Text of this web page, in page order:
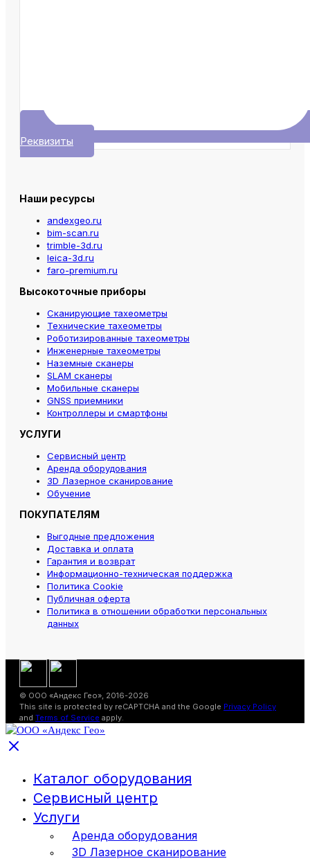
Реквизиты
Наши ресурсы
andexgeo.ru
bim-scan.ru
trimble-3d.ru
leica-3d.ru
faro-premium.ru
Высокоточные приборы
Сканирующие тахеометры
Технические тахеометры
Роботизированные тахеометры
Инженерные тахеометры
Наземные сканеры
SLAM сканеры
Мобильные сканеры
GNSS приемники
Контроллеры и смартфоны
УСЛУГИ
Сервисный центр
Аренда оборудования
3D Лазерное сканирование
Обучение
ПОКУПАТЕЛЯМ
Выгодные предложения
Доставка и оплата
Гарантия и возврат
Информационно-техническая поддержка
Политика Cookie
Публичная оферта
Политика в отношении обработки персональных
данных
© ООО «Андекс Гео», 2016-2026
This site is protected by reCAPTCHA and the Google Privacy Policy
and Terms of Service apply.
Каталог оборудования
Сервисный центр
Услуги
Аренда оборудования
3D Лазерное сканирование